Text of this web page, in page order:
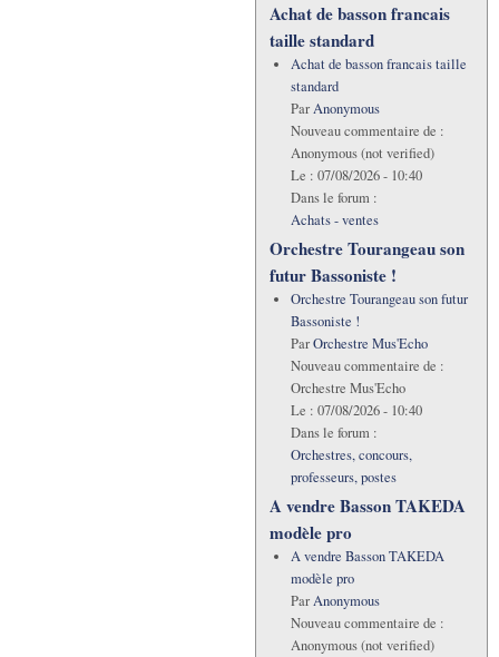
Achat de basson francais
taille standard
Achat de basson francais taille
standard
ParAnonymous
Nouveau commentaire de :
Anonymous (not verified)
Le : 07/08/2026 - 10:40
Dans le forum :
Achats - ventes
Orchestre Tourangeau son
futur Bassoniste !
Orchestre Tourangeau son futur
Bassoniste !
ParOrchestre Mus'Echo
Nouveau commentaire de :
Orchestre Mus'Echo
Le : 07/08/2026 - 10:40
Dans le forum :
Orchestres, concours,
professeurs, postes
A vendre Basson TAKEDA
modèle pro
A vendre Basson TAKEDA
modèle pro
ParAnonymous
Nouveau commentaire de :
Anonymous (not verified)